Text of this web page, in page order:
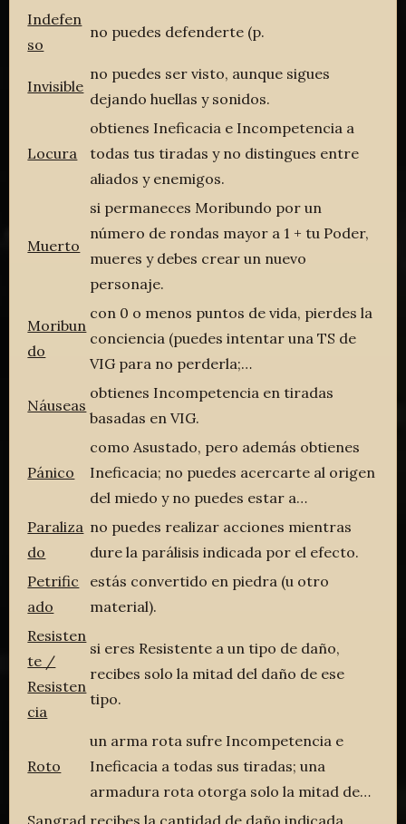
Indefen
so
no puedes defenderte (p.
Invisible
no puedes ser visto, aunque sigues
dejando huellas y sonidos.
Locura
obtienes Ineficacia e Incompetencia a
todas tus tiradas y no distingues entre
aliados y enemigos.
Muerto
si permaneces Moribundo por un
número de rondas mayor a 1 + tu Poder,
mueres y debes crear un nuevo
personaje.
Moribun
do
con 0 o menos puntos de vida, pierdes la
conciencia (puedes intentar una TS de
VIG para no perderla;…
Náuseas
obtienes Incompetencia en tiradas
basadas en VIG.
Pánico
como Asustado, pero además obtienes
Ineficacia; no puedes acercarte al origen
del miedo y no puedes estar a…
Paraliza
do
no puedes realizar acciones mientras
dure la parálisis indicada por el efecto.
Petrific
ado
estás convertido en piedra (u otro
material).
Resisten
te /
Resisten
cia
si eres Resistente a un tipo de daño,
recibes solo la mitad del daño de ese
tipo.
Roto
un arma rota sufre Incompetencia e
Ineficacia a todas sus tiradas; una
armadura rota otorga solo la mitad de…
Sangrad recibes la cantidad de daño indicada